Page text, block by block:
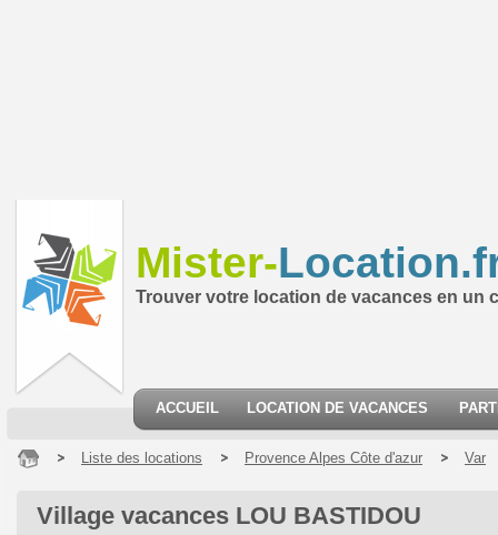
Mister-
Trouver votre location de vacances en un
ACCUEIL LOCATION DE VACANCES
Liste des locations Provence Alpes Côte d'azur Var
Village vacances LOU BASTIDOU